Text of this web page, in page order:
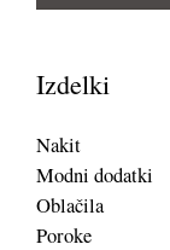
Izdelki
Nakit
Modni dodatki
Oblačila
Poroke